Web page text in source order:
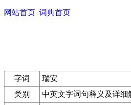
网站首页 词典首页
字词
瑞安
类别
中英文字词句释义及详细